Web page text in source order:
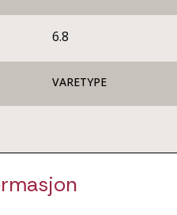
6.8
VARETYPE